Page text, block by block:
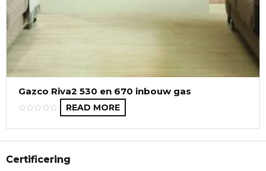
Gazco Riva2 530 en 670 inbouw gas
READ MORE
Certificering